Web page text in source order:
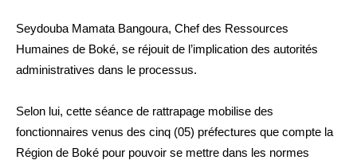
Seydouba Mamata Bangoura, Chef des Ressources
Humaines de Boké, se réjouit de l’implication des autorités
administratives dans le processus.
Selon lui, cette séance de rattrapage mobilise des
fonctionnaires venus des cinq (05) préfectures que compte la
Région de Boké pour pouvoir se mettre dans les normes